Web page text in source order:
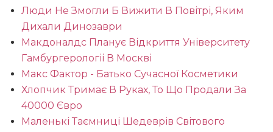
Люди Не Змогли Б Вижити В Повітрі, Яким
Дихали Динозаври
Макдоналдс Планує Відкриття Університету
Гамбургерологіі В Москві
Макс Фактор - Батько Сучасної Косметики
Хлопчик Тримає В Руках, То Що Продали За
40000 Євро
Маленькі Таємниці Шедеврів Світового